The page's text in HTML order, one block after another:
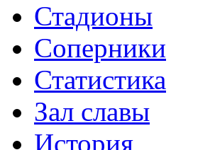
Стадионы
Соперники
Статистика
Зал славы
История